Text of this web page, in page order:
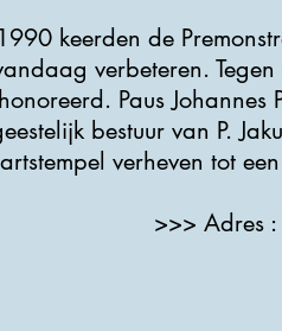
keerden de
verbeteren.
Paus
bestuur van P.
verheven tot
>>> Adres